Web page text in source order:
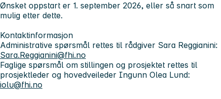
Ønsket oppstart er 1. september 2026, eller så snart som
mulig etter dette.
Kontaktinformasjon
Administrative spørsmål rettes til rådgiver Sara Reggianini:
Sara.Reggianini@fhi.no
Faglige spørsmål om stillingen og prosjektet rettes til
prosjektleder og hovedveileder Ingunn Olea Lund:
iolu@fhi.no